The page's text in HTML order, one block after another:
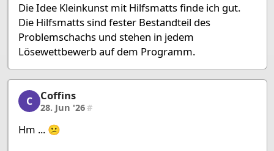
Die Idee Kleinkunst mit Hilfsmatts finde ich gut.
Die Hilfsmatts sind fester Bestandteil des
Problemschachs und stehen in jedem
Lösewettbewerb auf dem Programm.
Coffins, 5/7, 28. Jun '26
C Coffins
28. Jun '26#
Hm ... 😕